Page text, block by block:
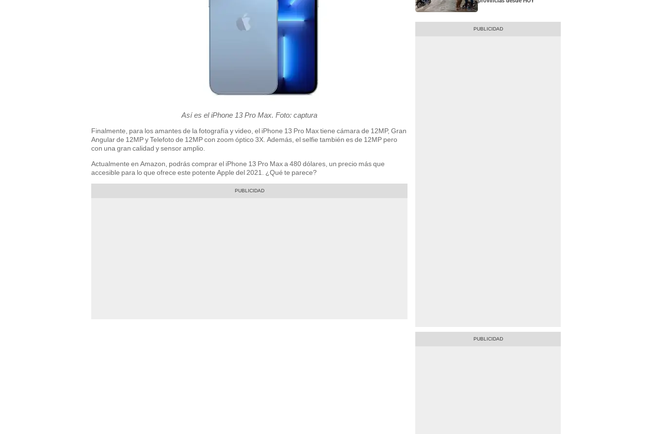
Así es el iPhone 13 Pro Max. Foto: captura
Finalmente, para los amantes de la fotografía y video, el iPhone 13 Pro Max tiene cámara de 12MP, Gran
Angular de 12MP y Telefoto de 12MP con zoom óptico 3X. Además, el selfie también es de 12MP pero
con una gran calidad y sensor amplio.
Actualmente en Amazon, podrás comprar el iPhone 13 Pro Max a 480 dólares, un precio más que
accesible para lo que ofrece este potente Apple del 2021. ¿Qué te parece?